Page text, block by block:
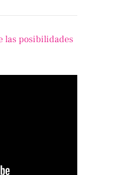
las posibilidades